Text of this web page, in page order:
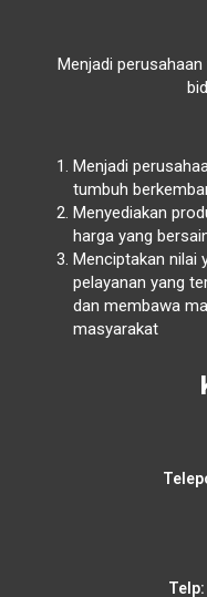
Menjadi
Menjadi
tumbuh
Menyediakan
harga yang
Menciptakan nilai
pelayanan yang
dan membawa
masyarakat